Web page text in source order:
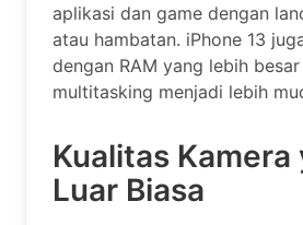
aplikasi dan game dengan
atau hambatan. iPhone 13
dengan RAM yang lebih
multitasking menjadi lebih
Kualitas Kamera
Luar Biasa